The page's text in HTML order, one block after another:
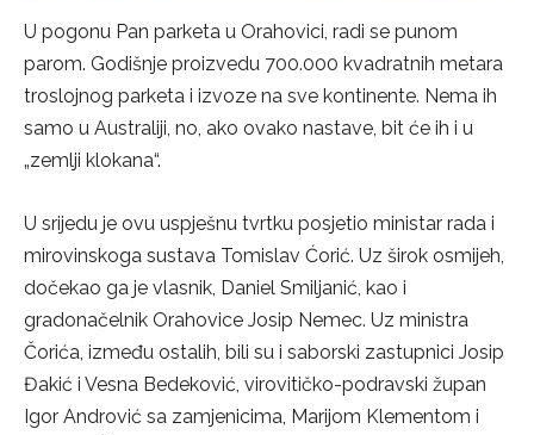
U pogonu Pan parketa u Orahovici, radi se punom
parom. Godišnje proizvedu 700.000 kvadratnih metara
troslojnog parketa i izvoze na sve kontinente. Nema ih
samo u Australiji, no, ako ovako nastave, bit će ih i u
„zemlji klokana“.
U srijedu je ovu uspješnu tvrtku posjetio ministar rada i
mirovinskoga sustava Tomislav Ćorić. Uz širok osmijeh,
dočekao ga je vlasnik, Daniel Smiljanić, kao i
gradonačelnik Orahovice Josip Nemec. Uz ministra
Čorića, između ostalih, bili su i saborski zastupnici Josip
Đakić i Vesna Bedeković, virovitičko-podravski župan
Igor Andrović sa zamjenicima, Marijom Klementom i